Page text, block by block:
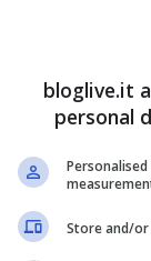
cui
bloglive.it
personal
Store and/or